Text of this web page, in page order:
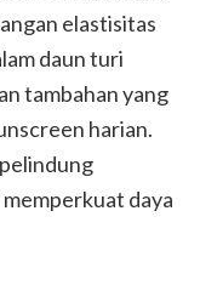
elastisitas
daun turi
tambahan yang
harian.
daya